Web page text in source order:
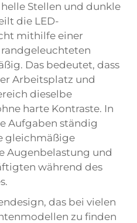
Stellen und dunkle
die LED-
mithilfe einer
Das bedeutet, dass
Arbeitsplatz und
dieselbe
harte Kontraste. In
Aufgaben ständig
gleichmäßige
Augenbelastung und
während des
das bei vielen
zu finden